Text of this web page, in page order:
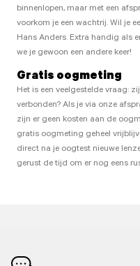
binnenlopen, maar met een
voorkom je een wachtrij. Wil je
Hans Anders. Extra handig als
we je gewoon een andere keer!
Gratis oogmeting
Het is een veelgestelde vraag:
verbonden? Als je via onze
zijn er geen kosten aan de
gratis oogmeting geheel
direct na je oogtest nieuwe
gerust de tijd om er nog eens